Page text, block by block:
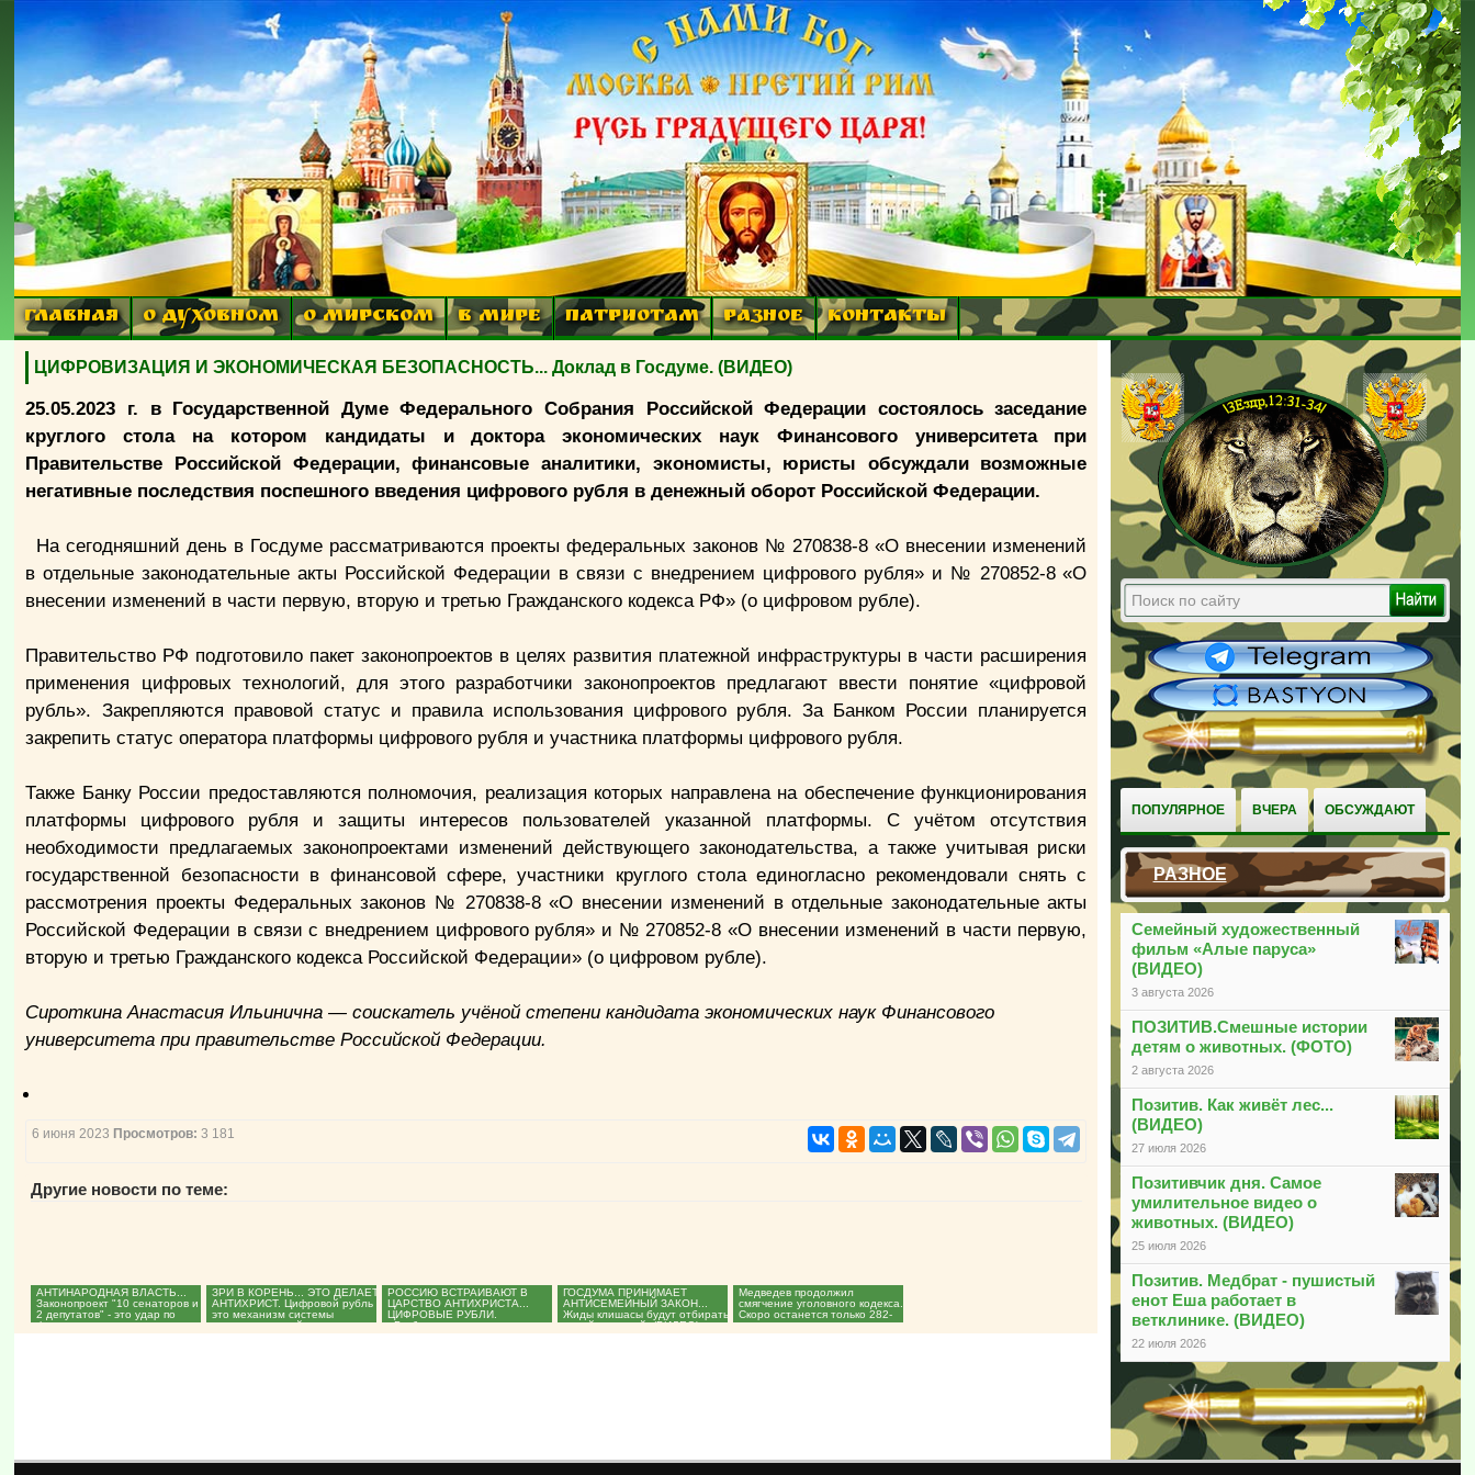
ГЛАВНАЯ О ДУХОВНОМ О МИРСКОМ В МИРЕ ПАТРИОТАМ РАЗНОЕ КОНТАКТЫ
ПОПУЛЯРНОЕ ВЧЕРА ОБСУЖДАЮТ
РАЗНОЕ
Семейный художественный
фильм «Алые паруса»
(ВИДЕО)
3 августа 2026
ПОЗИТИВ.Смешные истории
детям о животных. (ФОТО)
2 августа 2026
Позитив. Как живёт лес...
(ВИДЕО)
27 июля 2026
Позитивчик дня. Самое
умилительное видео о
животных. (ВИДЕО)
25 июля 2026
Позитив. Медбрат - пушистый
енот Еша работает в
ветклинике. (ВИДЕО)
22 июля 2026
ЦИФРОВИЗАЦИЯ И ЭКОНОМИЧЕСКАЯ БЕЗОПАСНОСТЬ... Доклад в Госдуме. (ВИДЕО)
25.05.2023 г. в Государственной Думе Федерального Собрания Российской Федерации состоялось заседание
круглого стола на котором кандидаты и доктора экономических наук Финансового университета при
Правительстве Российской Федерации, финансовые аналитики, экономисты, юристы обсуждали возможные
негативные последствия поспешного введения цифрового рубля в денежный оборот Российской Федерации.
На сегодняшний день в Госдуме рассматриваются проекты федеральных законов № 270838-8 «О внесении изменений
в отдельные законодательные акты Российской Федерации в связи с внедрением цифрового рубля» и № 270852-8 «О
внесении изменений в части первую, вторую и третью Гражданского кодекса РФ» (о цифровом рубле).
Правительство РФ подготовило пакет законопроектов в целях развития платежной инфраструктуры в части расширения
применения цифровых технологий, для этого разработчики законопроектов предлагают ввести понятие «цифровой
рубль». Закрепляются правовой статус и правила использования цифрового рубля. За Банком России планируется
закрепить статус оператора платформы цифрового рубля и участника платформы цифрового рубля.
Также Банку России предоставляются полномочия, реализация которых направлена на обеспечение функционирования
платформы цифрового рубля и защиты интересов пользователей указанной платформы. С учётом отсутствия
необходимости предлагаемых законопроектами изменений действующего законодательства, а также учитывая риски
государственной безопасности в финансовой сфере, участники круглого стола единогласно рекомендовали снять с
рассмотрения проекты Федеральных законов № 270838-8 «О внесении изменений в отдельные законодательные акты
Российской Федерации в связи с внедрением цифрового рубля» и № 270852-8 «О внесении изменений в части первую,
вторую и третью Гражданского кодекса Российской Федерации» (о цифровом рубле).
Сироткина Анастасия Ильинична — соискатель учёной степени кандидата экономических наук Финансового
университета при правительстве Российской Федерации.
6 июня 2023 Просмотров: 3 181
Другие новости по теме:
АНТИНАРОДНАЯ ВЛАСТЬ...
Законопроект "10 сенаторов и
2 депутатов" - это удар по
фундаментальным...
ЗРИ В КОРЕНЬ... ЭТО ДЕЛАЕТ
АНТИХРИСТ. Цифровой рубль -
это механизм системы
социального рейтинга....
РОССИЮ ВСТРАИВАЮТ В
ЦАРСТВО АНТИХРИСТА...
ЦИФРОВЫЕ РУБЛИ.
«Глобальные планы развития:
содержание и...
ГОСДУМА ПРИНИМАЕТ
АНТИСЕМЕЙНЫЙ ЗАКОН...
Жиды клишасы будут отбирать
детей из семей. (ВИДЕО)...
Медведев продолжил
смягчение уголовного кодекса.
Скоро останется только 282-
ая...